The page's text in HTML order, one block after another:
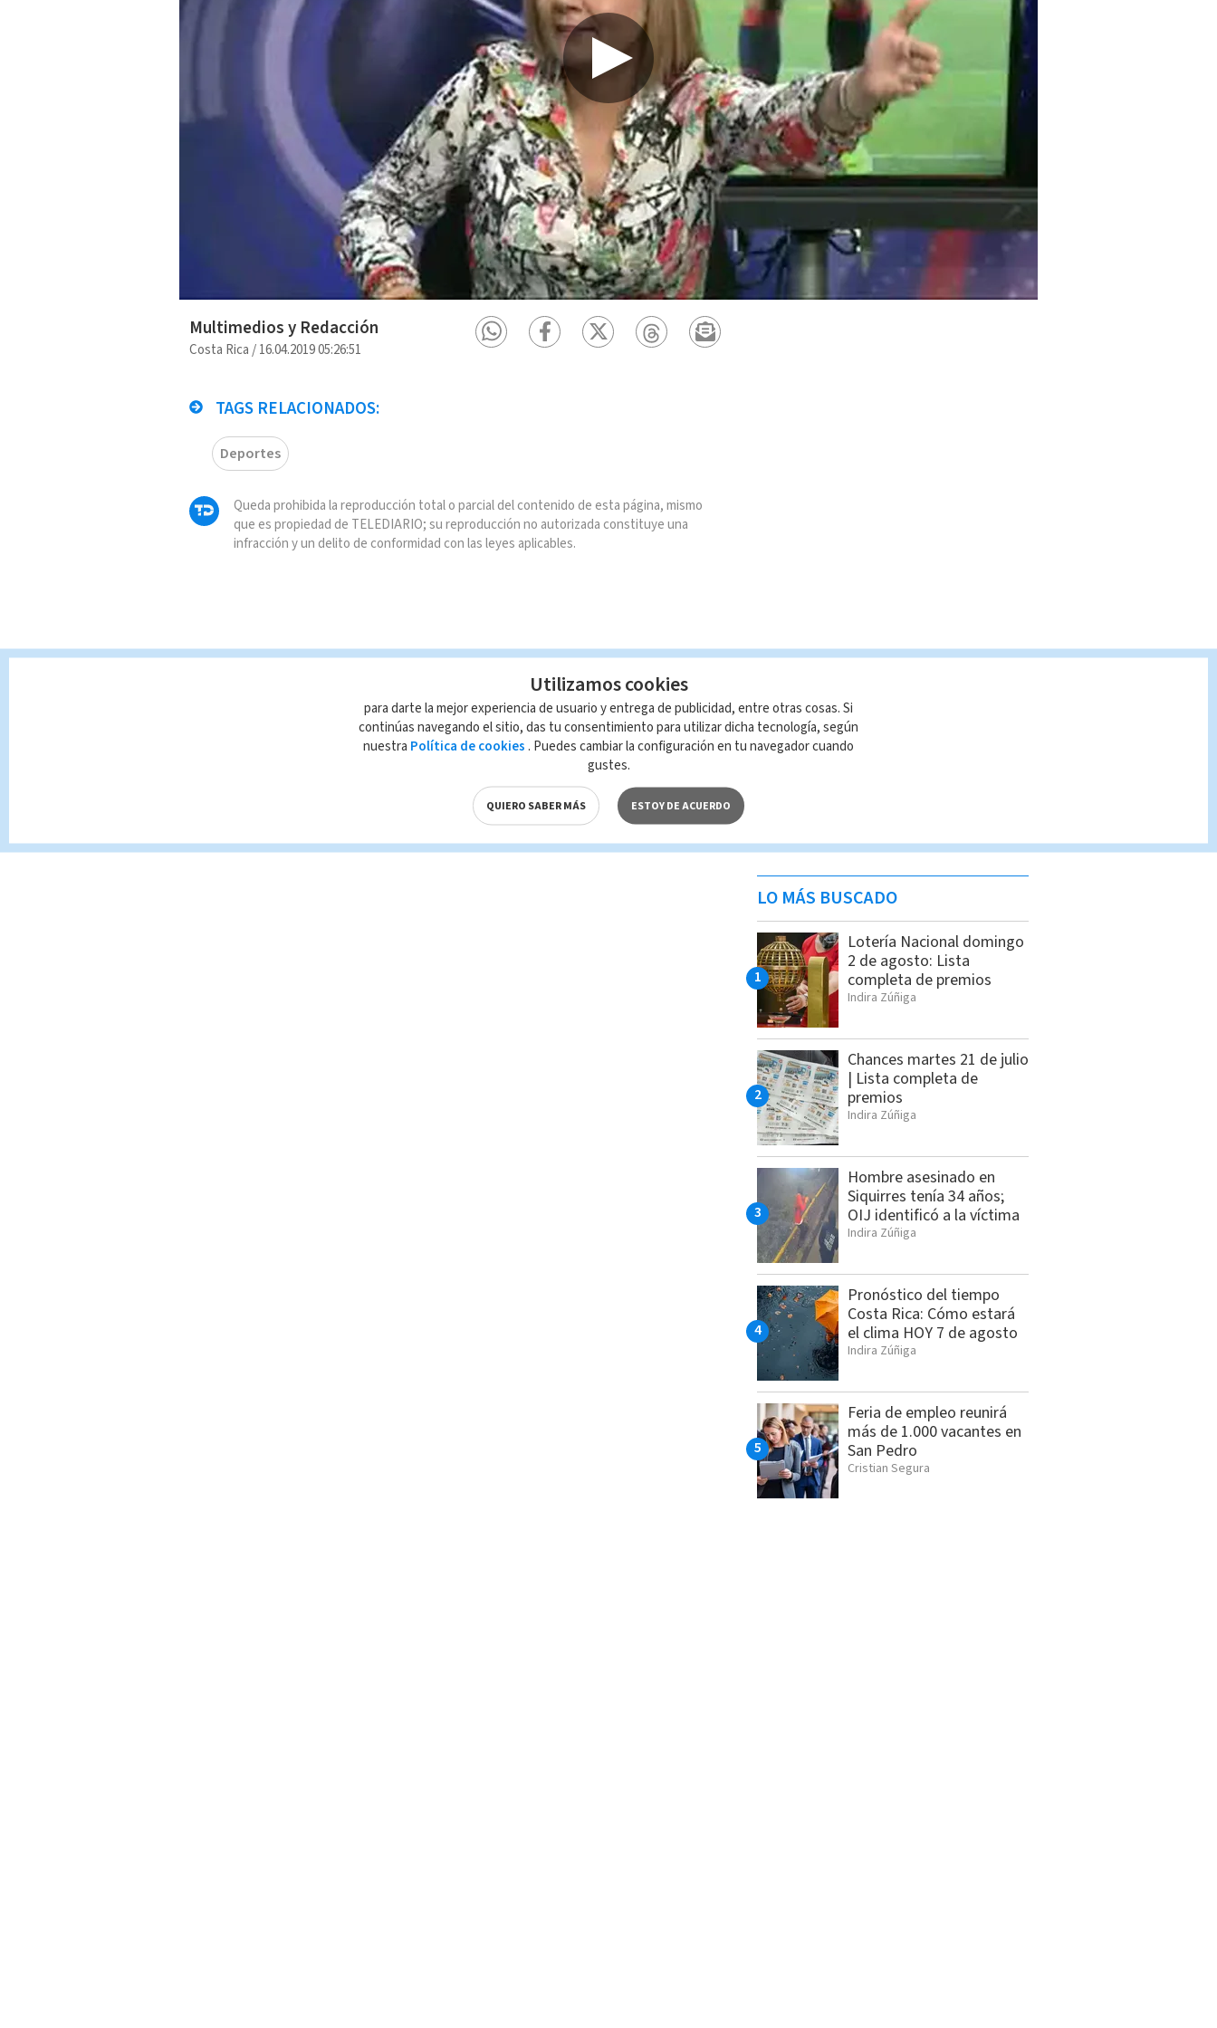
Multimedios y Redacción
Costa Rica /16.04.2019 05:26:51
TAGS RELACIONADOS:
Deportes
Queda prohibida la reproducción total o parcial del contenido de esta página, mismo
que es propiedad de TELEDIARIO; su reproducción no autorizada constituye una
infracción y un delito de conformidad con las leyes aplicables.
LO MÁS BUSCADO
Lotería Nacional domingo
2 de agosto: Lista
completa de premios
Indira Zúñiga
Chances martes 21 de julio
| Lista completa de
premios
Indira Zúñiga
Hombre asesinado en
Siquirres tenía 34 años;
OIJ identificó a la víctima
Indira Zúñiga
Pronóstico del tiempo
Costa Rica: Cómo estará
el clima HOY 7 de agosto
Indira Zúñiga
Feria de empleo reunirá
más de 1.000 vacantes en
San Pedro
Cristian Segura
Utilizamos cookies
para darte la mejor experiencia de usuario y entrega de publicidad, entre otras cosas. Si
continúas navegando el sitio, das tu consentimiento para utilizar dicha tecnología, según
nuestra Política de cookies . Puedes cambiar la configuración en tu navegador cuando
gustes.
QUIERO SABER MÁS ESTOY DE ACUERDO